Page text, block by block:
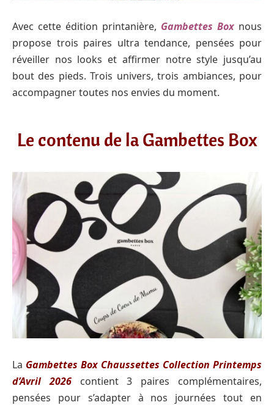
Avec cette édition printanière, Gambettes Box nous
propose trois paires ultra tendance, pensées pour
réveiller nos looks et affirmer notre style jusqu’au
bout des pieds. Trois univers, trois ambiances, pour
accompagner toutes nos envies du moment.
Le contenu de la Gambettes Box
La Gambettes Box Chaussettes Collection Printemps
d’Avril 2026contient 3 paires complémentaires,
pensées pour s’adapter à nos journées tout en